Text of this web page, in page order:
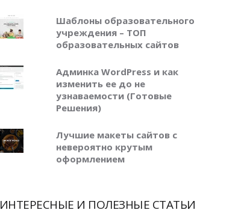
Шаблоны образовательного
учреждения – ТОП
образовательных сайтов
Админка WordPress и как
изменить ее до не
узнаваемости (Готовые
Решения)
Лучшие макеты сайтов с
невероятно крутым
оформлением
ИНТЕРЕСНЫЕ И ПОЛЕЗНЫЕ СТАТЬИ